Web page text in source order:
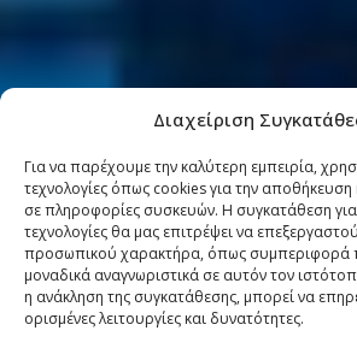
Διαχείριση
Για να παρέχουμε την καλύτερη εμπειρία,
τεχνολογίες όπως cookies για την
σε πληροφορίες συσκευών. Η συγκατάθεση για
τεχνολογίες θα μας επιτρέψει να
προσωπικού χαρακτήρα, όπως συμπεριφορά
μοναδικά αναγνωριστικά σε αυτόν τον
η ανάκληση της συγκατάθεσης, μπορεί να
ορισμένες λειτουργίες και δυνατότητες.